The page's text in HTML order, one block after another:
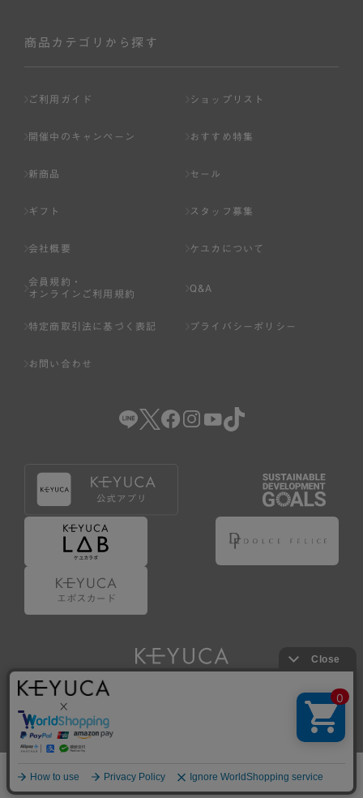
商品カテゴリから探す
ご利用ガイド ショップリスト
開催中のキャンペーン おすすめ特集
新商品 セール
ギフト スタッフ募集
会社概要 ケユカについて
会員規約・
オンラインご利用規約
Q&A
特定商取引法に基づく表記 プライバシーポリシー
お問い合わせ
Copyright © KAWAJUN Co., Ltd. All Rights Reserved.